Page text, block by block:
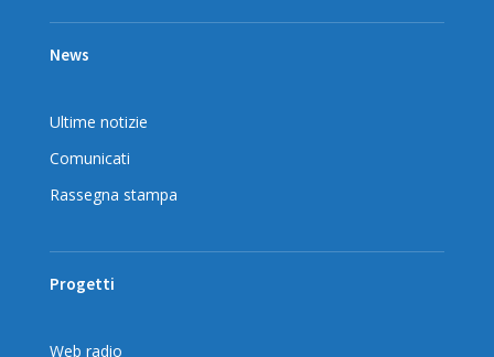
News
Ultime notizie
Comunicati
Rassegna stampa
Progetti
Web radio